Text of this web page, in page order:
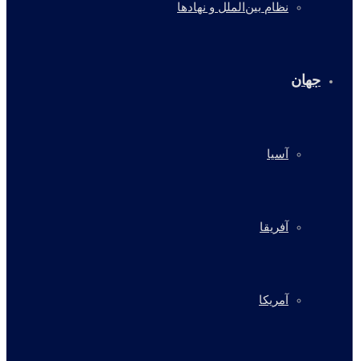
نظام بین‌الملل و نهادها
جهان
آسیا
آفریقا
آمریکا